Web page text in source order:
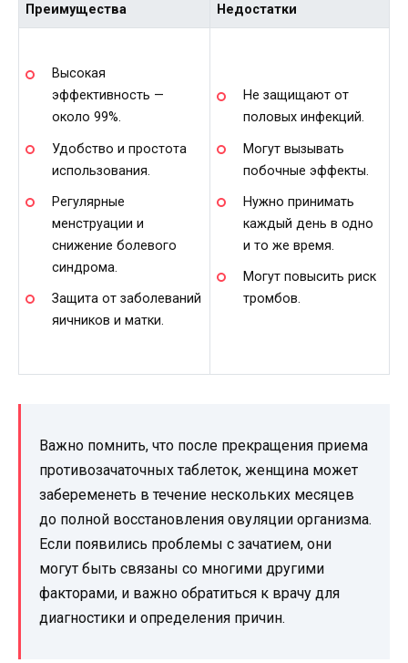
Преимущества Недостатки
Высокая
эффективность —
около 99%.
Удобство и простота
использования.
Регулярные
менструации и
снижение болевого
синдрома.
Защита от заболеваний
яичников и матки.
Не защищают от
половых инфекций.
Могут вызывать
побочные эффекты.
Нужно принимать
каждый день в одно
и то же время.
Могут повысить риск
тромбов.
Важно помнить, что после прекращения приема
противозачаточных таблеток, женщина может
забеременеть в течение нескольких месяцев
до полной восстановления овуляции организма.
Если появились проблемы с зачатием, они
могут быть связаны со многими другими
факторами, и важно обратиться к врачу для
диагностики и определения причин.